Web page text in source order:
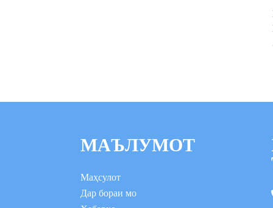
МАЪЛУМОТ
Маҳсулот
Дар бораи мо